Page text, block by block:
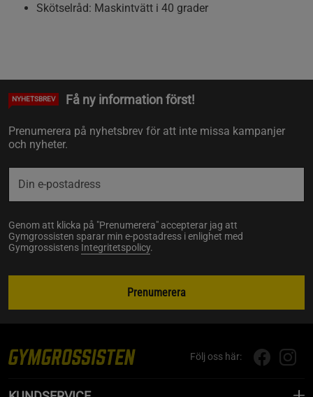
Skötselråd: Maskintvätt i 40 grader
NYHETSBREV Få ny information först!
Prenumerera på nyhetsbrev för att inte missa kampanjer
och nyheter.
Genom att klicka på "Prenumerera" accepterar jag att
Gymgrossisten sparar min e-postadress i enlighet med
Gymgrossistens Integritetspolicy.
Prenumerera
Följ oss här: